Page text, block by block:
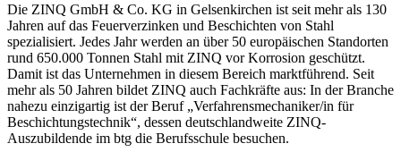
Die ZINQ GmbH & Co. KG in Gelsenkirchen ist seit mehr als 130
Jahren auf das Feuerverzinken und Beschichten von Stahl
spezialisiert. Jedes Jahr werden an über 50 europäischen Standorten
rund 650.000 Tonnen Stahl mit ZINQ vor Korrosion geschützt.
Damit ist das Unternehmen in diesem Bereich marktführend. Seit
mehr als 50 Jahren bildet ZINQ auch Fachkräfte aus: In der Branche
nahezu einzigartig ist der Beruf „Verfahrensmechaniker/in für
Beschichtungstechnik“, dessen deutschlandweite ZINQ-
Auszubildende im btg die Berufsschule besuchen.